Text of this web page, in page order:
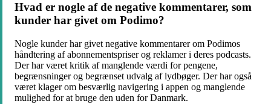
Hvad er nogle af de negative kommentarer, som
kunder har givet om Podimo?
Nogle kunder har givet negative kommentarer om Podimos
håndtering af abonnementspriser og reklamer i deres podcasts.
Der har været kritik af manglende værdi for pengene,
begrænsninger og begrænset udvalg af lydbøger. Der har også
været klager om besværlig navigering i appen og manglende
mulighed for at bruge den uden for Danmark.